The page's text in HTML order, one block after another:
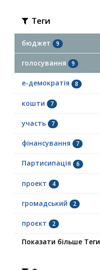
Теги
бюджет 9
голосування 9
е-демократія 8
кошти 7
участь 7
фінансування 7
Партисипація 6
проект 4
громадський 2
проєкт 2
Показати більше Теги